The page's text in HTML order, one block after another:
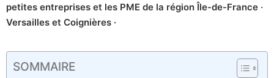
petites entreprises et les PME de la région Île-de-France ·
Versailles et Coignières ·
SOMMAIRE